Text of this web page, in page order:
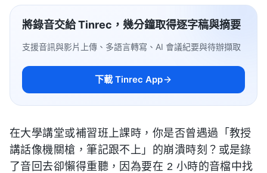
將錄音交給 Tinrec，幾分鐘取得逐字稿與摘要
支援音訊與影片上傳、多語言轉寫、AI 會議紀要與待辦擷取
下載 Tinrec App
在大學講堂或補習班上課時，你是否曾遇過「教授
講話像機關槍，筆記跟不上」的崩潰時刻？或是錄
了音回去卻懶得重聽，因為要在 2 小時的音檔中找